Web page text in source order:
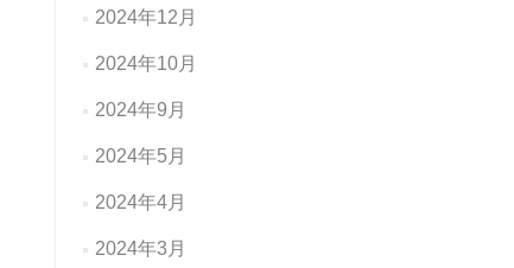
2024年12月
2024年10月
2024年9月
2024年5月
2024年4月
2024年3月